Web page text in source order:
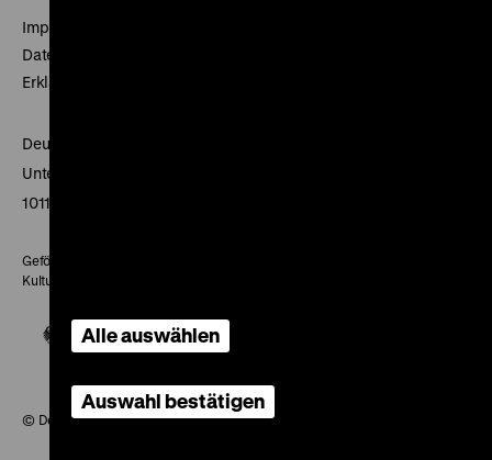
Impressum
Datenschutz
Erklärung digitale Barrierefreiheit
Deutsches Historisches Museum
Unter den Linden 2
10117 Berlin
Gefördert mit Mitteln des Beauftragten der Bundesregierung für
Kultur und Medien
© Deutsches Historisches Museum, 2026
Alle auswählen
Auswahl bestätigen